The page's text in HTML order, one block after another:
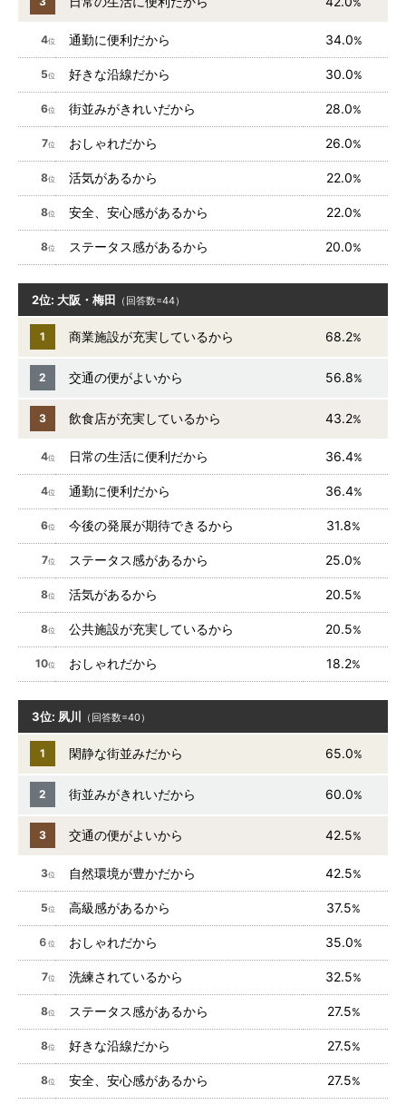
4位 通勤に便利だから 34.0%
5位 好きな沿線だから 30.0%
6位 街並みがきれいだから 28.0%
7位 おしゃれだから 26.0%
8位 活気があるから 22.0%
8位 安全、安心感があるから 22.0%
8位 ステータス感があるから 20.0%
2位: 大阪・梅田 （回答数=44）
1 商業施設が充実しているから 68.2%
2 交通の便がよいから 56.8%
3 飲食店が充実しているから 43.2%
4位 日常の生活に便利だから 36.4%
4位 通勤に便利だから 36.4%
6位 今後の発展が期待できるから 31.8%
7位 ステータス感があるから 25.0%
8位 活気があるから 20.5%
8位 公共施設が充実しているから 20.5%
10位 おしゃれだから 18.2%
3位: 夙川 （回答数=40）
1 閑静な街並みだから 65.0%
2 街並みがきれいだから 60.0%
3 交通の便がよいから 42.5%
3位 自然環境が豊かだから 42.5%
5位 高級感があるから 37.5%
６ 位 おしゃれだから 35.0%
7位 洗練されているから 32.5%
8位 ステータス感があるから 27.5%
8位 好きな沿線だから 27.5%
8位 安全、安心感があるから 27.5%